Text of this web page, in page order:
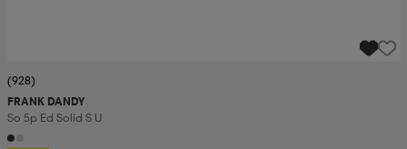
(928)
FRANK DANDY
So 5p Ed Solid S U